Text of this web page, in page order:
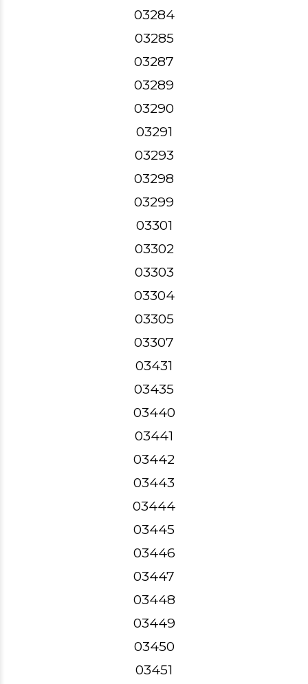
03284
03285
03287
03289
03290
03291
03293
03298
03299
03301
03302
03303
03304
03305
03307
03431
03435
03440
03441
03442
03443
03444
03445
03446
03447
03448
03449
03450
03451